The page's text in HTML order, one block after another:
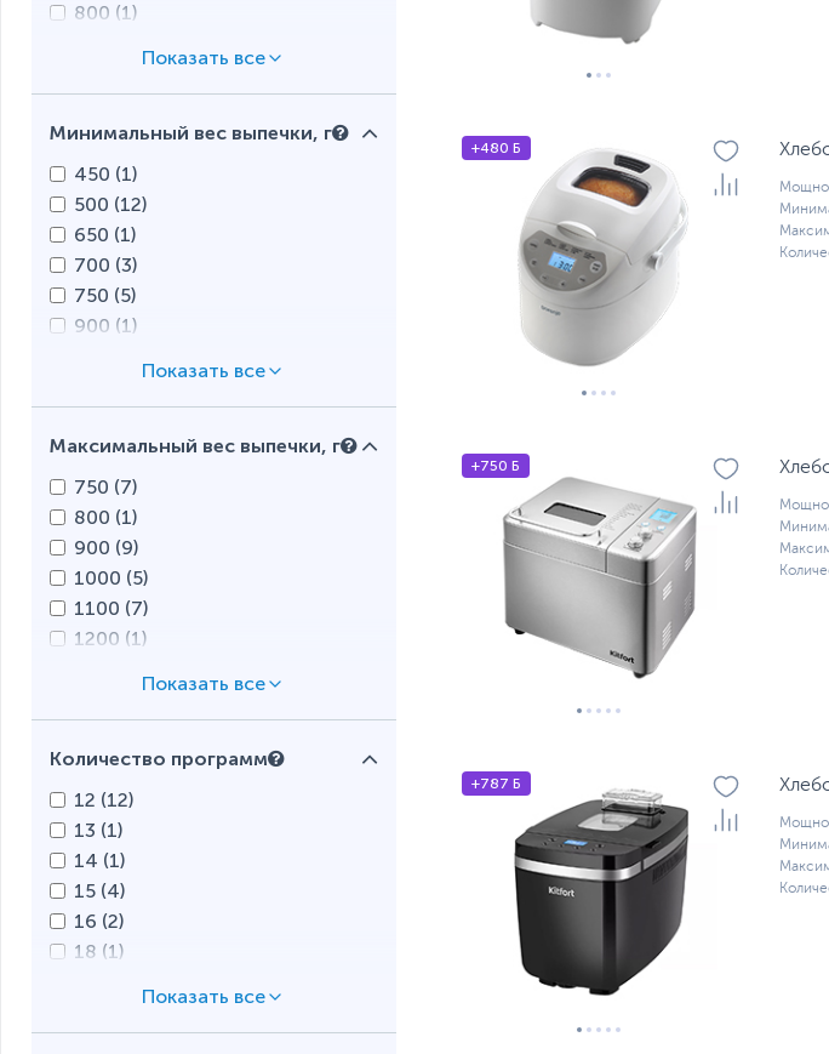
800 (1)
Минимальный вес выпечки, г
450 (1)
500 (12)
650 (1)
700 (3)
750 (5)
900 (1)
Максимальный вес выпечки, г
750 (7)
800 (1)
900 (9)
1000 (5)
1100 (7)
1200 (1)
1500 (4)
1600 (1
Количество программ
12 (12)
13 (1)
14 (1)
15 (4)
16 (2)
18 (1)
+480 Б
+750 Б
+787 Б